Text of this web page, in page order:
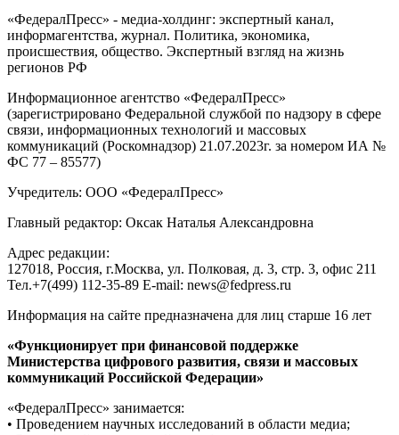
«ФедералПресс» - медиа-холдинг: экспертный канал,
информагентства, журнал. Политика, экономика,
происшествия, общество. Экспертный взгляд на жизнь
регионов РФ
Информационное агентство «ФедералПресс»
(зарегистрировано Федеральной службой по надзору в сфере
связи, информационных технологий и массовых
коммуникаций (Роскомнадзор) 21.07.2023г. за номером ИА №
ФС 77 – 85577)
Учредитель: ООО «ФедералПресс»
Главный редактор: Оксак Наталья Александровна
Адрес редакции:
127018, Россия, г.Москва, ул. Полковая, д. 3, стр. 3, офис 211
Тел.+7(499) 112-35-89 E-mail: news@fedpress.ru
Информация на сайте предназначена для лиц старше 16 лет
«Функционирует при финансовой поддержке
Министерства цифрового развития, связи и массовых
коммуникаций Российской Федерации»
«ФедералПресс» занимается:
• Проведением научных исследований в области медиа;